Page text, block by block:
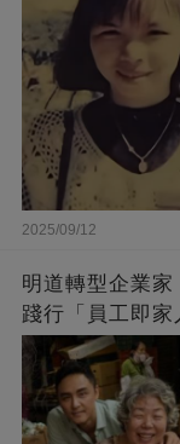
2025/09/12
明道轉型企業
踐行「員工即
闆的福報